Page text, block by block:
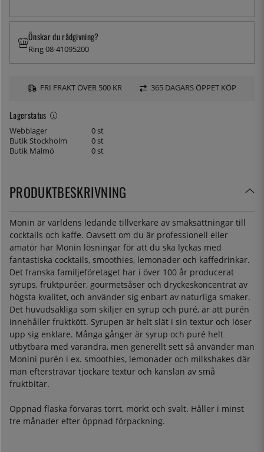
Lagerstatus
Webblager
0 st
Butik Stockholm
0 st
Butik Malmö
0 st
Önskar du rådgivning?
Ring 08-41095200
FRI FRAKT ÖVER 500 KR 365 DAGARS ÖPPET KÖP
PRODUKTBESKRIVNING
Monin är världens ledande tillverkare av smaksättningar till
cocktails och kaffe. Oavsett om du är professionell eller
amatör har Monin lösningar för att du ska lyckas med
fantastiska cocktails, smoothies, lemonader och kaffedrinkar.
Det franska familjeföretaget har i över 100 år producerat
syrups, fruktpuréer, gourmetsåser och dryckeskoncentrat av
högsta kvalitet, och använder sig enbart av naturliga smaker.
Det huvudsakliga som skiljer en syrup och puré, är att purén
innehåller fruktkött. Syrupen är helt slät i sin textur och löser
upp sig enklare. Många gånger är syrup och puré helt
utbytbara med varandra, men generellt sett så använder man
Monini purén i ex. smoothies, lemonader och milkshakes där
man eftersträvar tjockare textur och känslan av små
fruktbitar.
Öppnad flaska förvaras torrt, mörkt och svalt. Håller i minst
tre månader efter öppnad förpackning.